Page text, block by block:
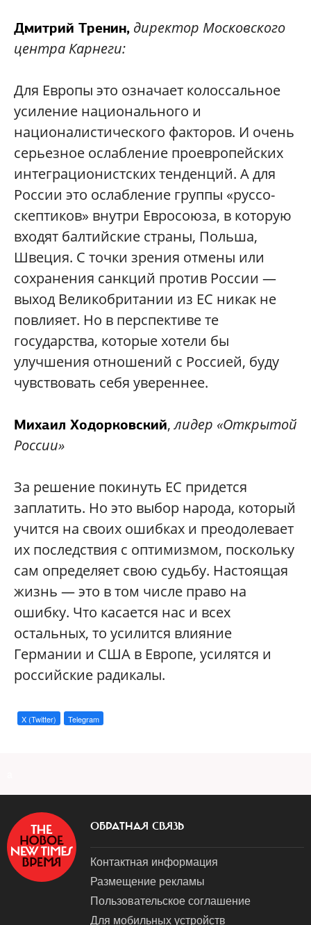
Дмитрий Тренин, директор Московского
центра Карнеги:
Для Европы это означает колоссальное
усиление национального и
националистического факторов. И очень
серьезное ослабление проевропейских
интеграционистских тенденций. А для
России это ослабление группы «руссо-
скептиков» внутри Евросоюза, в которую
входят балтийские страны, Польша,
Швеция. С точки зрения отмены или
сохранения санкций против России —
выход Великобритании из ЕС никак не
повлияет. Но в перспективе те
государства, которые хотели бы
улучшения отношений с Россией, буду
чувствовать себя увереннее.
Михаил Ходорковский,лидер «Открытой
России»
За решение покинуть ЕС придется
заплатить. Но это выбор народа, который
учится на своих ошибках и преодолевает
их последствия с оптимизмом, поскольку
сам определяет свою судьбу. Настоящая
жизнь — это в том числе право на
ошибку. Что касается нас и всех
остальных, то усилится влияние
Германии и США в Европе, усилятся и
российские радикалы.
X (Twitter) Telegram
ОБРАТНАЯ СВЯЗЬ
Контактная информация
Размещение рекламы
Пользовательское соглашение
Для мобильных устройств